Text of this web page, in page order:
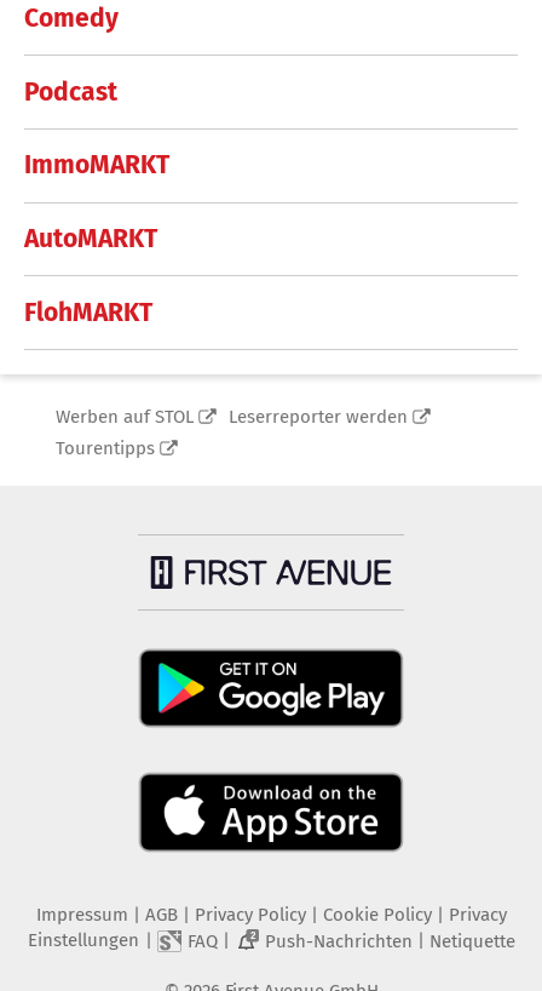
Comedy
Podcast
ImmoMARKT
AutoMARKT
FlohMARKT
Werben auf STOL
Leserreporter werden
Tourentipps
Impressum | AGB | Privacy Policy| Cookie Policy| Privacy
Einstellungen | FAQ| 2 Push-Nachrichten | Netiquette